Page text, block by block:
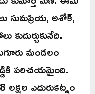
సుమప్రియ, అశోక్,
మండలం
పరిచయమైంది.
ఎదురుకట్నం